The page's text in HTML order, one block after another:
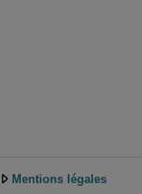
Mentions légales